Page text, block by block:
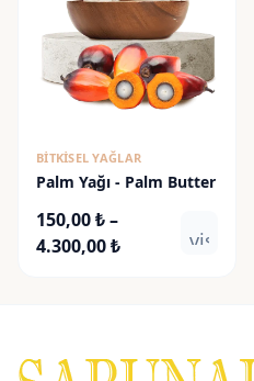
BITKISEL YAĞLAR
Palm Yağı - Palm Butter
150,00₺–
4.300,00₺Fiyat
visibility